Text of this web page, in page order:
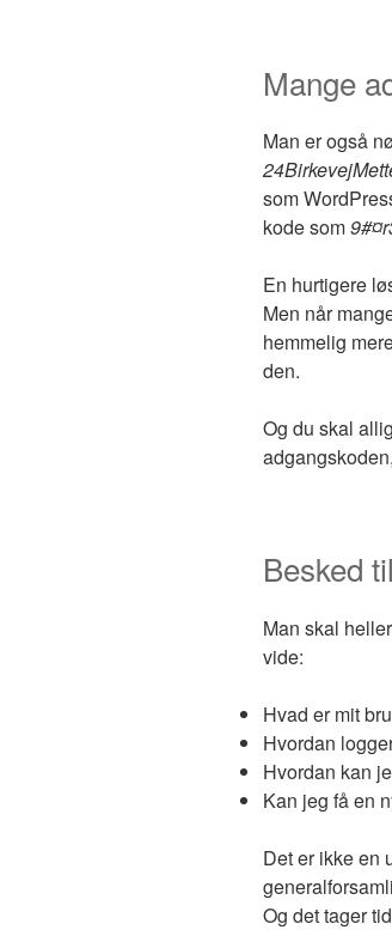
Mange
Man er også
som
kode som
En hurtigere
Men når
hemmelig
den.
Og du skal
Besked
Man skal
vide:
Hvad er mit
Hvordan
Hvordan kan
Kan jeg få en
Det er ikke en
Og det tager